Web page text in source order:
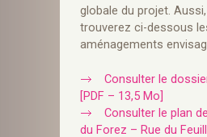
globale du projet.
trouverez ci-dessous
aménagements
Consulter le
[PDF – 13,5 Mo]
Consulter le plan
du Forez – Rue du